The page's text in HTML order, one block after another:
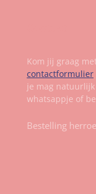
Kom jij graag
contactformulier
je mag
whatsappje of
Bestelling